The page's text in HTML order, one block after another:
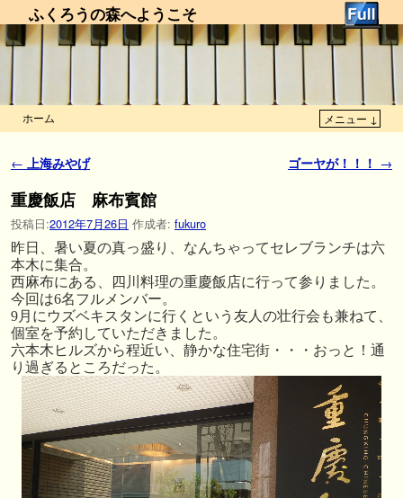
ふくろうの森へようこそ
ホーム メニュー ↓
投稿ナビゲーション
← 上海みやげ ゴーヤが！！！ →
重慶飯店 麻布賓館
投稿日:2012年7月26日 作成者: fukuro
昨日、暑い夏の真っ盛り、なんちゃってセレブランチは六
本木に集合。
西麻布にある、四川料理の重慶飯店に行って参りました。
今回は6名フルメンバー。
9月にウズベキスタンに行くという友人の壮行会も兼ねて、
個室を予約していただきました。
六本木ヒルズから程近い、静かな住宅街・・・おっと！通
り過ぎるところだった。